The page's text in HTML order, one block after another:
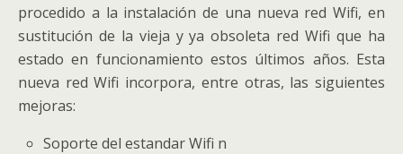
procedido a la instalación de una nueva red Wifi, en
sustitución de la vieja y ya obsoleta red Wifi que ha
estado en funcionamiento estos últimos años. Esta
nueva red Wifi incorpora, entre otras, las siguientes
mejoras:
Soporte del estandar Wifi n